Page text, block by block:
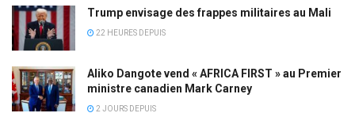
Trump envisage des frappes militaires au Mali
22 HEURES DEPUIS
Aliko Dangote vend « AFRICA FIRST » au Premier
ministre canadien Mark Carney
2 JOURS DEPUIS